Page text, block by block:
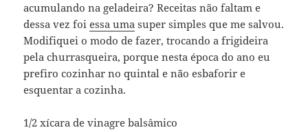
acumulando na geladeira? Receitas não faltam e
dessa vez foiessa uma super simples que me salvou.
Modifiquei o modo de fazer, trocando a frigideira
pela churrasqueira, porque nesta época do ano eu
prefiro cozinhar no quintal e não esbaforir e
esquentar a cozinha.
1/2 xícara de vinagre balsâmico